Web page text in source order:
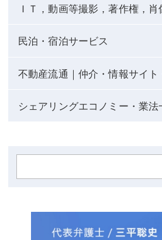
ＩＴ，動画等撮影，著作権，肖
民泊・宿泊サービス
不動産流通｜仲介・情報サイト
シェアリングエコノミー・業法